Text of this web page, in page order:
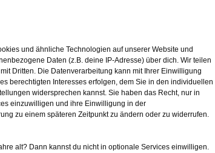
und ähnliche Technologien auf unserer Website und
Daten (z.B. deine IP-Adresse) über dich. Wir teilen
Dritten. Die Datenverarbeitung kann mit Ihrer Einwilligung
berechtigten Interesses erfolgen, dem Sie in den individuellen
widersprechen kannst. Sie haben das Recht, nur in
einzuwilligen und ihre Einwilligung in der
zu einem späteren Zeitpunkt zu ändern oder zu widerrufen.
alt? Dann kannst du nicht in optionale Services einwilligen.
Vorderhauses,
Die Vermieterin
an
sondern